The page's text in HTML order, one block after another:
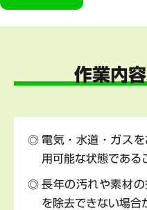
作業内
電気・水道・ガス
用可能な状態である
長年の汚れや素材
を除去できない場合